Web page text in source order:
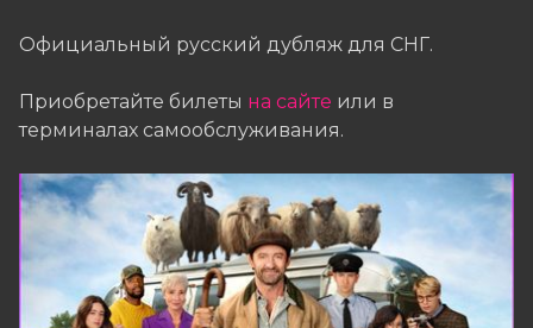
Официальный русский дубляж для СНГ.
Приобретайте билеты на сайте или в
терминалах самообслуживания.